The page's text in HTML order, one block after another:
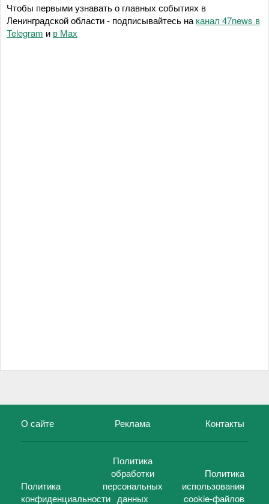
Чтобы первыми узнавать о главных событиях в
Ленинградской области - подписывайтесь на канал 47news в
Telegram и в Maх
О сайте Реклама Контакты
Политика
конфиденциальности
Политика
обработки
персональных
данных
Политика
использования
cookie-файлов